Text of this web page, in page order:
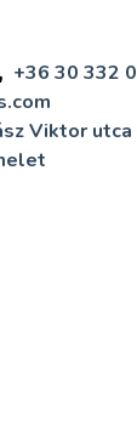
+36 30 332
Viktor